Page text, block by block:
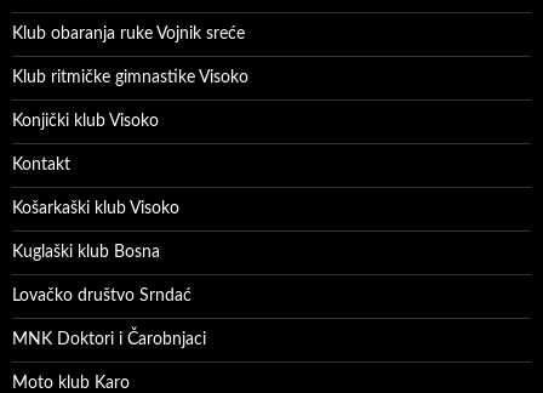
Klub obaranja ruke Vojnik sreće
Klub ritmičke gimnastike Visoko
Konjički klub Visoko
Kontakt
Košarkaški klub Visoko
Kuglaški klub Bosna
Lovačko društvo Srndać
MNK Doktori i Čarobnjaci
Moto klub Karo